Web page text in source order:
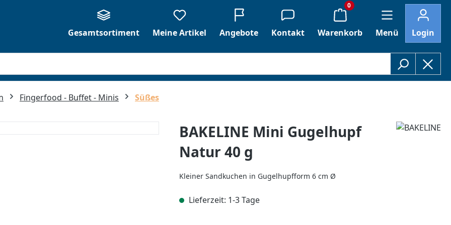
Gesamtsortiment
Meine Artikel Angebote Kontakt
0
Warenkorb Menü Login
Fingerfood - Buffet - Minis Süßes
BAKELINE Mini Gugelhupf
Natur 40 g
Kleiner Sandkuchen in Gugelhupfform 6 cm Ø
Lieferzeit: 1-3 Tage